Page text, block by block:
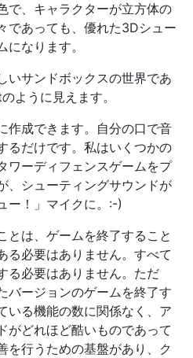
で、キャラクターが立方体の
であっても、優れた3Dシュー
になります。
いサンドボックスの世界であ
ように見えます。
作成できます。自分の口で音
るだけです。私はいくつかの
ワーディフェンスゲームをプ
、シューティングサウンドが
ー！」マイクに。:-)
とは、ゲームを終了すること
る必要はありません。すべて
る必要はありません。ただ
バージョンのゲームを終了す
いる機能の数に関係なく、ア
がどれほど酷いものであって
を行うための基盤があり、ク